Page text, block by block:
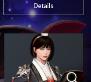
Details